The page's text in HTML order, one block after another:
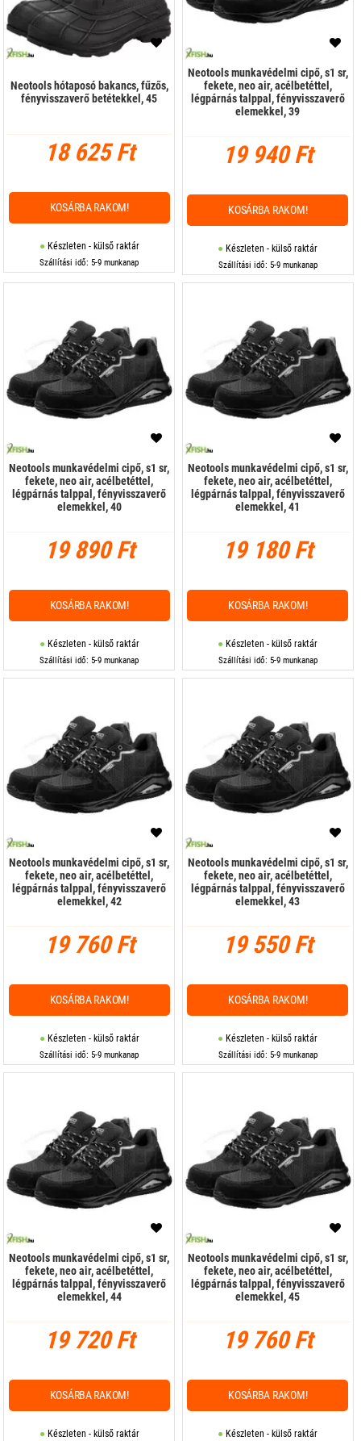
Neotools hótaposó bakancs, fűzős,
fényvisszaverő betétekkel, 45
18 625 Ft
Készleten - külső raktár
Szállítási idő: 5-9 munkanap
KOSÁRBA RAKOM!
Neotools munkavédelmi cipő, s1 sr,
fekete, neo air, acélbetéttel,
légpárnás talppal, fényvisszaverő
elemekkel, 39
19 940 Ft
Készleten - külső raktár
Szállítási idő: 5-9 munkanap
KOSÁRBA RAKOM!
Neotools munkavédelmi cipő, s1 sr,
fekete, neo air, acélbetéttel,
légpárnás talppal, fényvisszaverő
elemekkel, 40
19 890 Ft
Készleten - külső raktár
Szállítási idő: 5-9 munkanap
KOSÁRBA RAKOM!
Neotools munkavédelmi cipő, s1 sr,
fekete, neo air, acélbetéttel,
légpárnás talppal, fényvisszaverő
elemekkel, 41
19 180 Ft
Készleten - külső raktár
Szállítási idő: 5-9 munkanap
KOSÁRBA RAKOM!
Neotools munkavédelmi cipő, s1 sr,
fekete, neo air, acélbetéttel,
légpárnás talppal, fényvisszaverő
elemekkel, 42
19 760 Ft
Készleten - külső raktár
Szállítási idő: 5-9 munkanap
KOSÁRBA RAKOM!
Neotools munkavédelmi cipő, s1 sr,
fekete, neo air, acélbetéttel,
légpárnás talppal, fényvisszaverő
elemekkel, 43
19 550 Ft
Készleten - külső raktár
Szállítási idő: 5-9 munkanap
KOSÁRBA RAKOM!
Neotools munkavédelmi cipő, s1 sr,
fekete, neo air, acélbetéttel,
légpárnás talppal, fényvisszaverő
elemekkel, 44
19 720 Ft
Készleten - külső raktár
KOSÁRBA RAKOM!
Neotools munkavédelmi cipő, s1 sr,
fekete, neo air, acélbetéttel,
légpárnás talppal, fényvisszaverő
elemekkel, 45
19 760 Ft
Készleten - külső raktár
KOSÁRBA RAKOM!